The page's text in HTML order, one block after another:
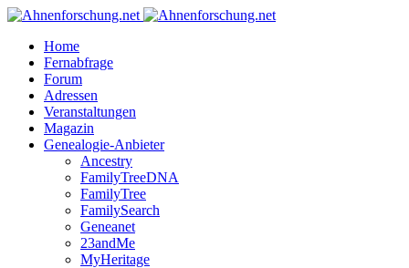
Home
Fernabfrage
Forum
Adressen
Veranstaltungen
Magazin
Genealogie-Anbieter
Ancestry
FamilyTreeDNA
FamilyTree
FamilySearch
Geneanet
23andMe
MyHeritage